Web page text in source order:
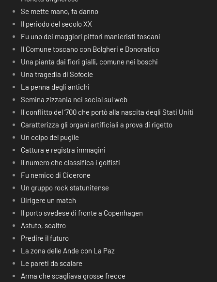
Se mette mano, fa danno
Il periodo del secolo XX
Fu uno dei maggiori pittori manieristi toscani
Il Comune toscano con Bolgheri e Donoratico
Una pianta dai fiori gialli, comune nei boschi
Una tragedia di Sofocle
La penna degli antichi
Semina zizzania nei social sul web
Il conflitto del ‘700 che portò alla nascita degli Stati Uniti
Caratterizza gli organi artificiali a prova di rigetto
Un colpo del pugile
Cattura e registra immagini
Il numero che classifica i golfisti
Fu nemico di Cicerone
Un gruppo rock statunitense
Dirigere un match
Il porto svedese di fronte a Copenhagen
Astuto, scaltro
Predire il futuro
La zona delle Ande con La Paz
Le pareti da scalare
Arma che scagliava grosse frecce